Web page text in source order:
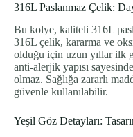
316L Paslanmaz Çelik:
Bu kolye, kaliteli 316L
316L çelik, kararma ve
olduğu için uzun yıllar ilk
anti-alerjik yapısı
olmaz. Sağlığa zararlı
güvenle kullanılabilir.
Yeşil Göz Detayları: